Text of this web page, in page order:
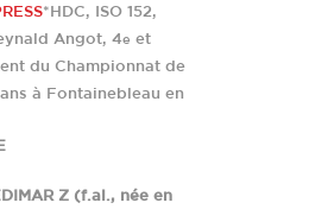
*HDC, ISO 152,
Angot, 4e et
du Championnat de
à Fontainebleau en
Z (f.al., née en